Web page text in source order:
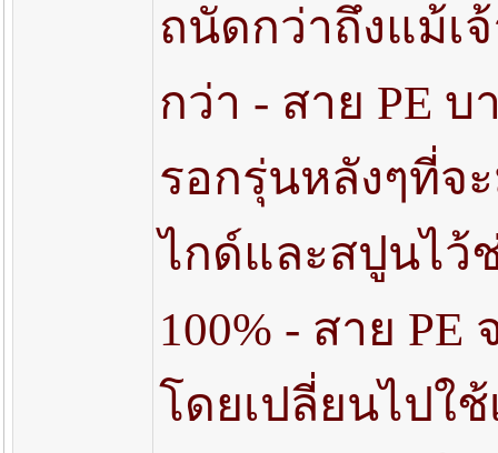
ถนัดกว่าถึงแม้เ
กว่า - สาย PE
รอกรุ่นหลังๆที่จ
ไกด์และสปูนไว้
100% - สาย
โดยเปลี่ยนไปใ